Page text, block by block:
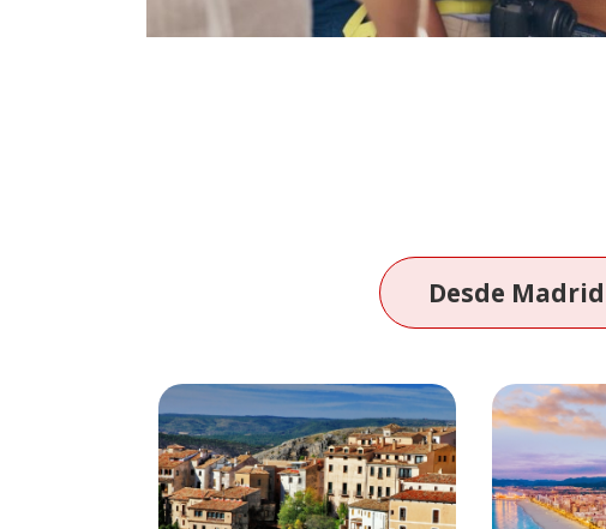
Desde Madrid